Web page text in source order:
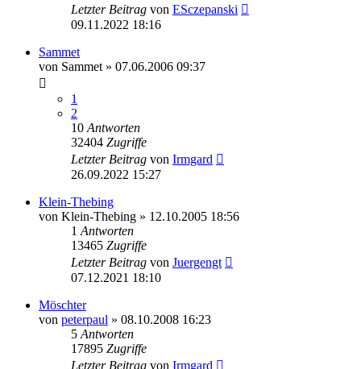
Letzter Beitrag von ESczepanski
09.11.2022 18:16
Sammet
von Sammet » 07.06.2006 09:37
1
2
10 Antworten
32404 Zugriffe
Letzter Beitrag von Irmgard
26.09.2022 15:27
Klein-Thebing
von Klein-Thebing » 12.10.2005 18:56
1 Antworten
13465 Zugriffe
Letzter Beitrag von Juergengt
07.12.2021 18:10
Möschter
von peterpaul » 08.10.2008 16:23
5 Antworten
17895 Zugriffe
Letzter Beitrag von Irmgard